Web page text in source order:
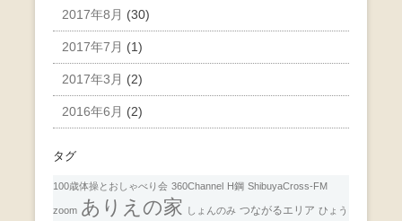
2017年8月 (30)
2017年7月 (1)
2017年3月 (2)
2016年6月 (2)
タグ
100歳体操とおしゃべり会 360Channel H鋼 ShibuyaCross-FM
zoom ありえの家 しょんのみ つながるエリア ひょう